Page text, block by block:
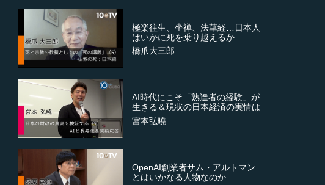
極楽往生、坐禅、法華経…日本人
はいかに死を乗り越えるか
橋爪大三郎
AI時代にこそ「熟達者の経験」が
生きる＆現状の日本経済の実情は
宮本弘曉
OpenAI創業者サム・アルトマン
とはいかなる人物なのか